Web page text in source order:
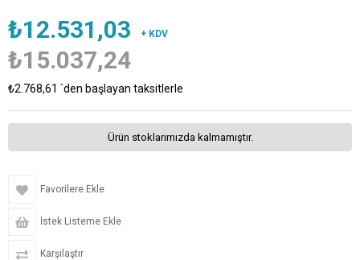
₺12.531,03 + KDV
₺15.037,24
₺2.768,61 `den başlayan taksitlerle
Ürün stoklarımızda kalmamıştır.
Favorilere Ekle
İstek Listeme Ekle
Karşılaştır